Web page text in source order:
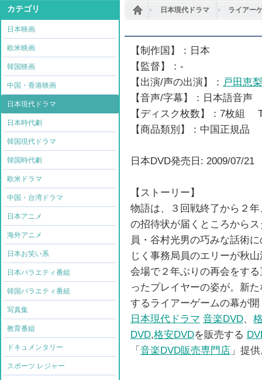
カテゴリ
日本映画
欧米映画
韓国映画
中国・香港映画
日本現代ドラマ
日本時代劇
韓国現代ドラマ
韓国時代劇
欧米ドラマ
中国・台湾ドラマ
日本アニメ
海外アニメ
日本お笑い系
日本バラエティ番組
韓国バラエティ番組
写真集
教育番組
ドキュメンタリー
スポーツ レジャー
日本現代ドラマ ライアー
【制作国】：日本
【監督】：-
【出演/声の出演】： 戸田恵
【音声/字幕】：日本語音声
【ディスク枚数】：7枚組
【商品類別】：中国正規品
日本DVD発売日: 2009/07/21
【ストーリー】
物語は、３回戦終了から２
の招待状が届くところから
員・谷村光男の巧みな話術
じく事務局員のエリーが秋
会場で２年ぶりの再会をす
ったプレイヤーの姿が。新
するライアーゲームの幕が開
日本現代ドラマ 音楽DVD、
DVD,格安DVDを販売する
「 音楽DVD販売専門店 」提